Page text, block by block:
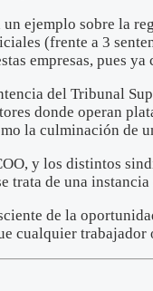
ejemplo sobre la
(frente a 3
empresas, pues
del Tribunal
donde operan
la culminación de
y los distintos
trata de una
de la
cualquier